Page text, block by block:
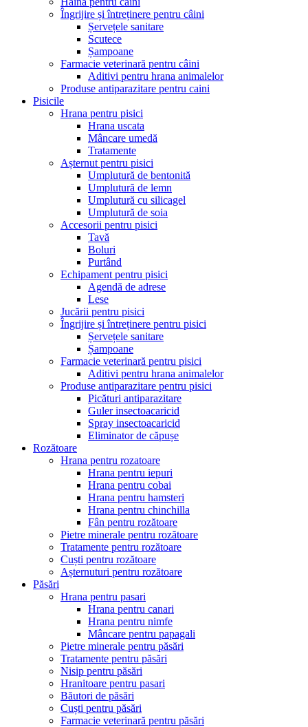
Îngrijire și întreținere pentru câini
Șervețele sanitare
Scutece
Șampoane
Farmacie veterinară pentru câini
Aditivi pentru hrana animalelor
Produse antiparazitare pentru caini
Pisicile
Hrana pentru pisici
Hrana uscata
Mâncare umedă
Tratamente
Așternut pentru pisici
Umplutură de bentonită
Umplutură de lemn
Umplutură cu silicagel
Umplutură de soia
Accesorii pentru pisici
Tavă
Boluri
Purtând
Echipament pentru pisici
Agendă de adrese
Lese
Jucării pentru pisici
Îngrijire și întreținere pentru pisici
Șervețele sanitare
Șampoane
Farmacie veterinară pentru pisici
Aditivi pentru hrana animalelor
Produse antiparazitare pentru pisici
Picături antiparazitare
Guler insectoacaricid
Spray insectoacaricid
Eliminator de căpușe
Rozătoare
Hrana pentru rozatoare
Hrana pentru iepuri
Hrana pentru cobai
Hrana pentru hamsteri
Hrana pentru chinchilla
Fân pentru rozătoare
Pietre minerale pentru rozătoare
Tratamente pentru rozătoare
Cuști pentru rozătoare
Așternuturi pentru rozătoare
Păsări
Hrana pentru pasari
Hrana pentru canari
Hrana pentru nimfe
Mâncare pentru papagali
Pietre minerale pentru păsări
Tratamente pentru păsări
Nisip pentru păsări
Hranitoare pentru pasari
Băutori de păsări
Cuști pentru păsări
Farmacie veterinară pentru păsări